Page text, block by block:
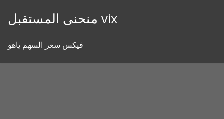
منحنى المستقبل vix
فيكس سعر السهم ياهو